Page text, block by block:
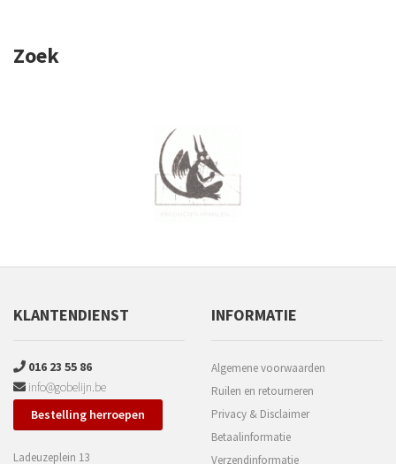
Zoek
KLANTENDIENST
016 23 55 86
info@gobelijn.be
Bestelling herroepen
Ladeuzeplein 13
INFORMATIE
Algemene voorwaarden
Ruilen en retourneren
Privacy & Disclaimer
Betaalinformatie
Verzendinformatie